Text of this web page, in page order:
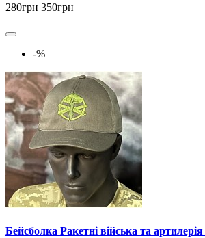
280грн 350грн
-%
Бейсболка Ракетні війська та